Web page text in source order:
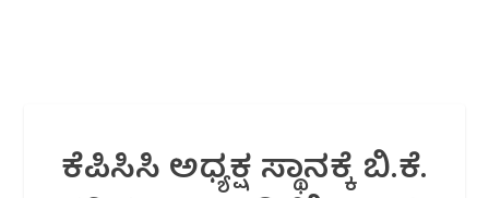
ಕೆಪಿಸಿಸಿ ಅಧ್ಯಕ್ಷ ಸ್ಥಾನಕ್ಕೆ ಬಿ.ಕೆ.